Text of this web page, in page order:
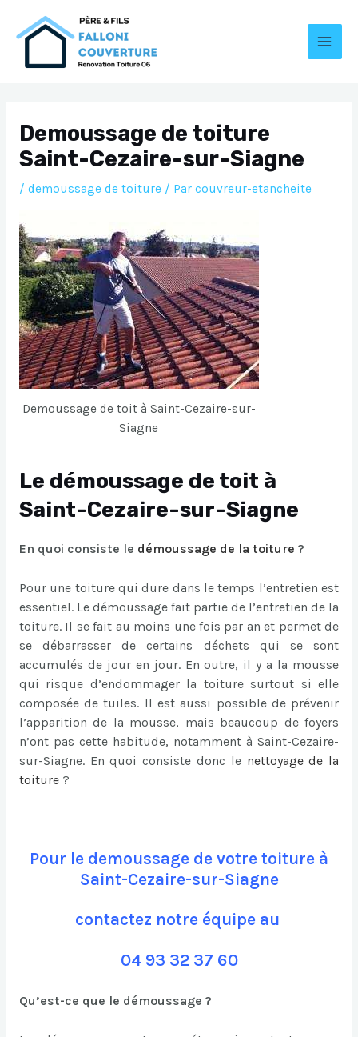
Demoussage de toiture
Saint-Cezaire-sur-Siagne
/ demoussage de toiture/ Par couvreur-etancheite
Demoussage de toit à Saint-Cezaire-sur-
Siagne
Le démoussage de toit à
Saint-Cezaire-sur-Siagne
En quoi consiste le démoussage de la toiture ?
Pour une toiture qui dure dans le temps l’entretien est
essentiel. Le démoussage fait partie de l’entretien de la
toiture. Il se fait au moins une fois par an et permet de
se débarrasser de certains déchets qui se sont
accumulés de jour en jour. En outre, il y a la mousse
qui risque d’endommager la toiture surtout si elle
composée de tuiles. Il est aussi possible de prévenir
l’apparition de la mousse, mais beaucoup de foyers
n’ont pas cette habitude, notamment à Saint-Cezaire-
sur-Siagne. En quoi consiste donc le nettoyage de la
toiture ?
Pour le demoussage de votre toiture à
Saint-Cezaire-sur-Siagne
contactez notre équipe au
04 93 32 37 60
Qu’est-ce que le démoussage ?